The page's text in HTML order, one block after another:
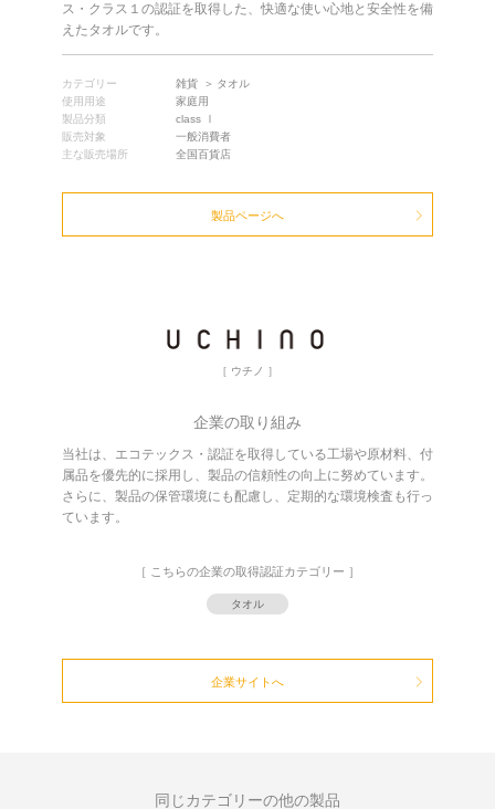
ス・クラス１の認証を取得した、快適な使い心地と安全性を備
えたタオルです。
カテゴリー 雑貨
タオル
使用用途
家庭用
製品分類
class Ⅰ
販売対象
一般消費者
主な販売場所
全国百貨店
製品ページへ
［ ウチノ ］
企業の取り組み
当社は、エコテックス・認証を取得している工場や原材料、付
属品を優先的に採用し、製品の信頼性の向上に努めています。
さらに、製品の保管環境にも配慮し、定期的な環境検査も行っ
ています。
［ こちらの企業の取得認証カテゴリー ］
タオル
企業サイトへ
同じカテゴリーの他の製品